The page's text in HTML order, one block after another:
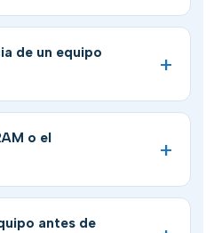
de un equipo
o el
antes de